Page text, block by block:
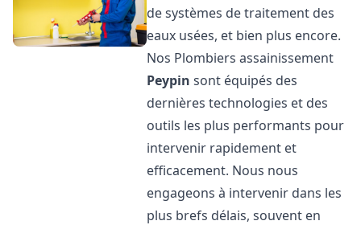
de systèmes de traitement des
eaux usées, et bien plus encore.
Nos Plombiers assainissement
Peypin sont équipés des
dernières technologies et des
outils les plus performants pour
intervenir rapidement et
efficacement. Nous nous
engageons à intervenir dans les
plus brefs délais, souvent en